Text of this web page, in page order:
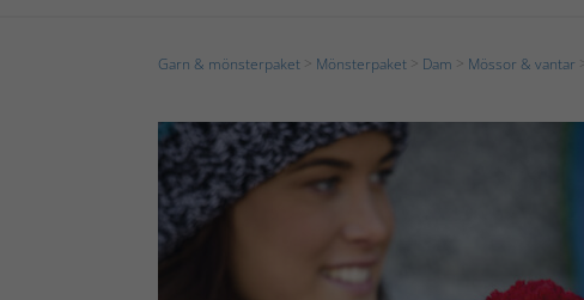
Garn & mönsterpaket Mönsterpaket Dam Mössor & vantar